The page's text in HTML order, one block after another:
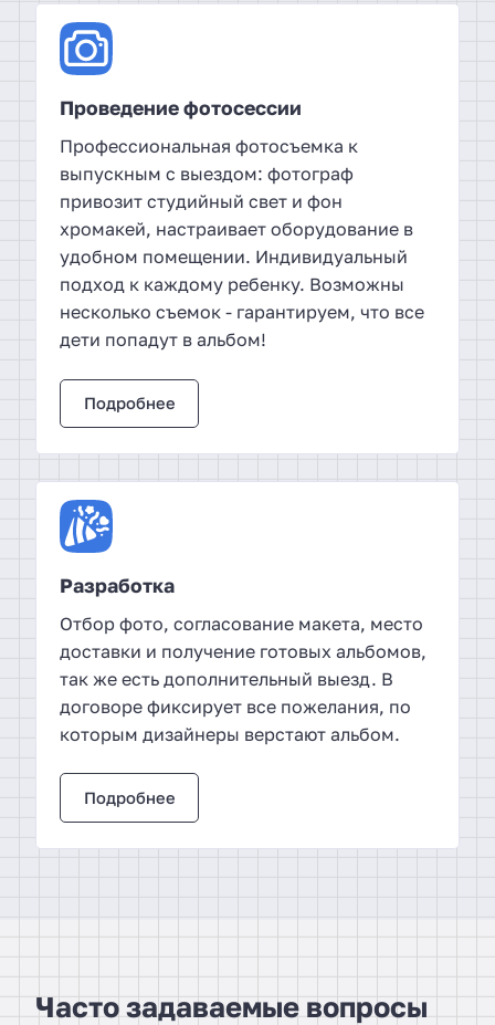
Проведение фотосессии
Профессиональная фотосъемка к
выпускным с выездом: фотограф
привозит студийный свет и фон
хромакей, настраивает оборудование в
удобном помещении. Индивидуальный
подход к каждому ребенку. Возможны
несколько съемок - гарантируем, что все
дети попадут в альбом!
Подробнее
Разработка
Отбор фото, согласование макета, место
доставки и получение готовых альбомов,
так же есть дополнительный выезд. В
договоре фиксирует все пожелания, по
которым дизайнеры верстают альбом.
Подробнее
Часто задаваемые вопросы